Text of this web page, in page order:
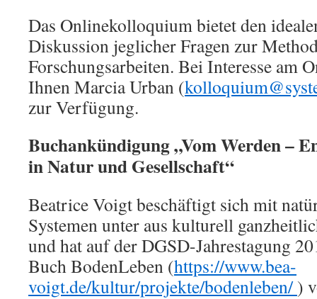
Das Onlinekolloquium bietet den
Diskussion jeglicher Fragen zur
Forschungsarbeiten. Bei Interesse am
Ihnen Marcia Urban (
zur Verfügung.
Buchankündigung „Vom Werden –
in Natur und Gesellschaft“
Beatrice Voigt beschäftigt sich mit
Systemen unter aus kulturell
und hat auf der DGSD-Jahrestagung
Buch BodenLeben (https://www.bea-
voigt.de/kultur/projekte/bodenleben/)